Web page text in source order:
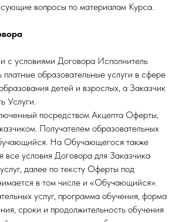
вопросы по материалам Курса.
с условиями Договора Исполнитель
платные образовательные услуги в сфере
детей и взрослых, а Заказчик
Услуги.
посредством Акцепта Оферты,
Получателем образовательных
На Обучающегося также
все условия Договора для Заказчика
далее по тексту Оферты под
в том числе и «Обучающийся».
услуг, программа обучения, форма
сроки и продолжительность обучения